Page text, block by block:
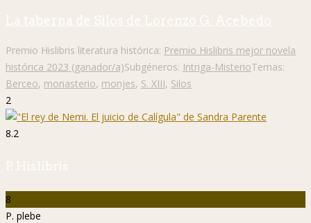
La taberna de Silos de Lorenzo G. Acebedo
Premio Hislibris literatura histórica: Premio Hislibris mejor novela
histórica 2023 (ganador/a)Subgéneros: Intriga-MisterioTemas:
Berceo, monasterio, monjes, S. XIII, Silos
2
8.2
P. Hislibris
8
P. plebe